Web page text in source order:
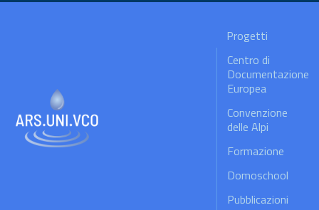
Progetti
Centro di
Documentazione
Europea
Convenzione
delle Alpi
Formazione
Domoschool
Pubblicazioni